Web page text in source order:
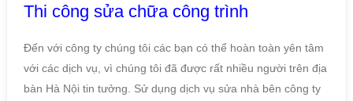
Thi công sửa chữa công trình
Đến với công ty chúng tôi các bạn có thể hoàn toàn yên tâm
với các dịch vụ, vì chúng tôi đã được rất nhiều người trên địa
bàn Hà Nội tin tưởng. Sử dụng dịch vụ sửa nhà bên công ty